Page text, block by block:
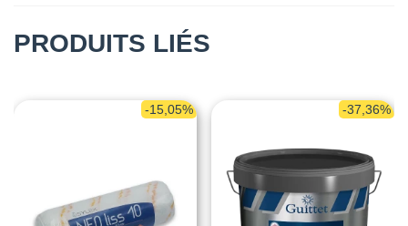
PRODUITS LIÉS
-15,05% -37,36%